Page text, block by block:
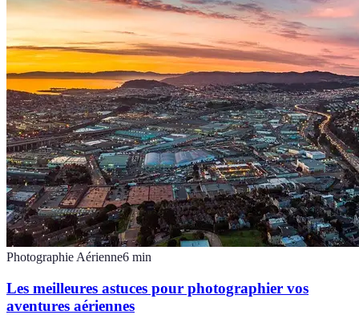
Photographie Aérienne6 min
Les meilleures astuces pour photographier vos
aventures aériennes